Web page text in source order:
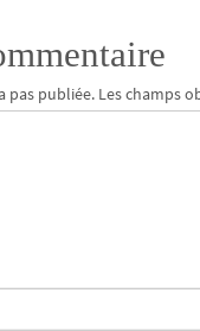
pas publiée. Les champs